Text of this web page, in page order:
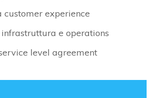
experience
e operations
level agreement